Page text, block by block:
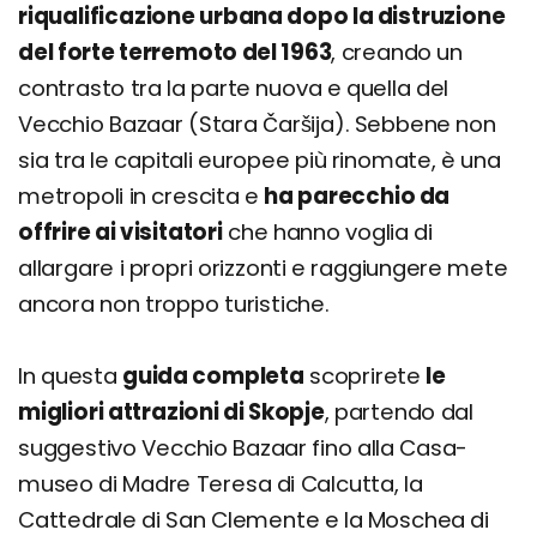
Itinerario di un giorno
Itinerario di 3 giorni
Giorno 2
Giorno 3
Dove si trova e come arrivare
Come muoversi
Cosa si mangia a Skopje: piatti e ricette
Tavče Gravče
Ajvar
Ćevapčići
Turli Tava
riqualificazione urbana dopo la distruzione
del forte terremoto del 1963, creando un
contrasto tra la parte nuova e quella del
Vecchio Bazaar (Stara Čaršija). Sebbene non
sia tra le capitali europee più rinomate, è una
metropoli in crescita e ha parecchio da
offrire ai visitatoriche hanno voglia di
allargare i propri orizzonti e raggiungere mete
ancora non troppo turistiche.
In questa guida completa scoprirete le
migliori attrazioni di Skopje, partendo dal
suggestivo Vecchio Bazaar fino alla Casa-
museo di Madre Teresa di Calcutta, la
Cattedrale di San Clemente e la Moschea di